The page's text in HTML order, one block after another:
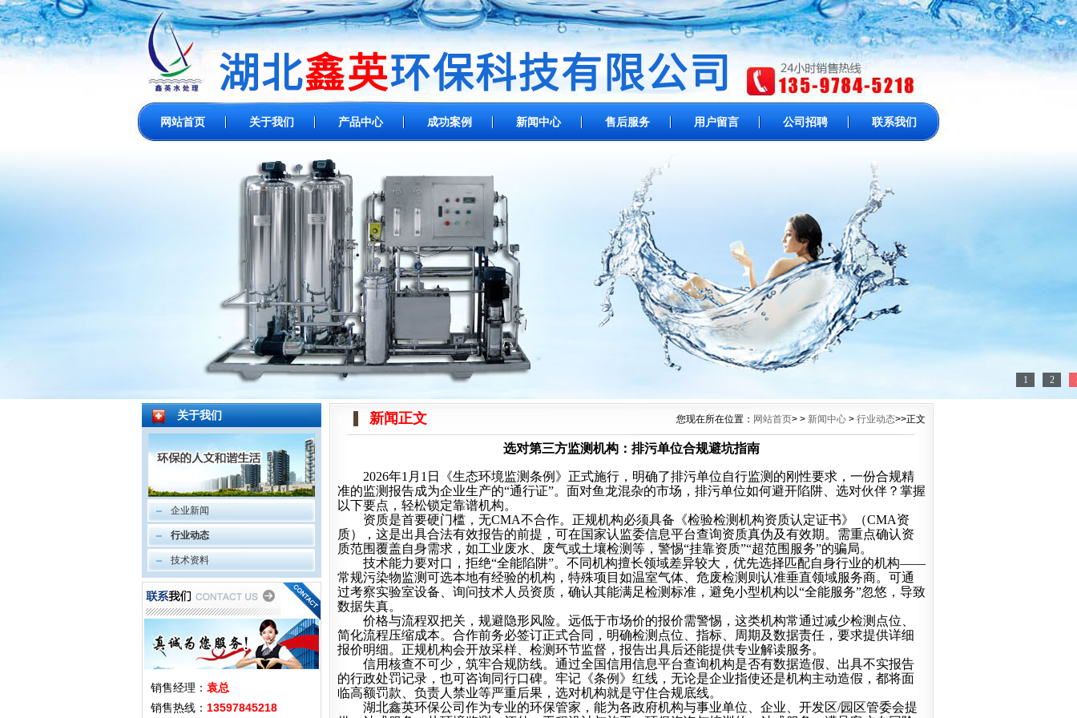
网站首页 关于我们 产品中心 成功案例 新闻中心 售后服务 用户留言 公司招聘 联系我们
2
1
关于我们
企业新闻
行业动态
技术资料
销售经理： 袁总
销售热线： 13597845218
新闻正文 您现在所在位置： 网站首页> > 新闻中心 > 行业动态>>正文
选对第三方监测机构：排污单位合规避坑指南
2026年1月1日《生态环境监测条例》正式施行，明确了排污单位自行监测的刚性要求，一份合规精
准的监测报告成为企业生产的“通行证”。面对鱼龙混杂的市场，排污单位如何避开陷阱、选对伙伴？掌握
以下要点，轻松锁定靠谱机构。
资质是首要硬门槛，无CMA不合作。正规机构必须具备《检验检测机构资质认定证书》（CMA资
质），这是出具合法有效报告的前提，可在国家认监委信息平台查询资质真伪及有效期。需重点确认资
质范围覆盖自身需求，如工业废水、废气或土壤检测等，警惕“挂靠资质”“超范围服务”的骗局。
技术能力要对口，拒绝“全能陷阱”。不同机构擅长领域差异较大，优先选择匹配自身行业的机构——
常规污染物监测可选本地有经验的机构，特殊项目如温室气体、危废检测则认准垂直领域服务商。可通
过考察实验室设备、询问技术人员资质，确认其能满足检测标准，避免小型机构以“全能服务”忽悠，导致
数据失真。
价格与流程双把关，规避隐形风险。远低于市场价的报价需警惕，这类机构常通过减少检测点位、
简化流程压缩成本。合作前务必签订正式合同，明确检测点位、指标、周期及数据责任，要求提供详细
报价明细。正规机构会开放采样、检测环节监督，报告出具后还能提供专业解读服务。
信用核查不可少，筑牢合规防线。通过全国信用信息平台查询机构是否有数据造假、出具不实报告
的行政处罚记录，也可咨询同行口碑。牢记《条例》红线，无论是企业指使还是机构主动造假，都将面
临高额罚款、负责人禁业等严重后果，选对机构就是守住合规底线。
湖北鑫英环保公司 作为专业的环保管家，能为各政府机构与事业单位、企业、开发区/园区管委会提